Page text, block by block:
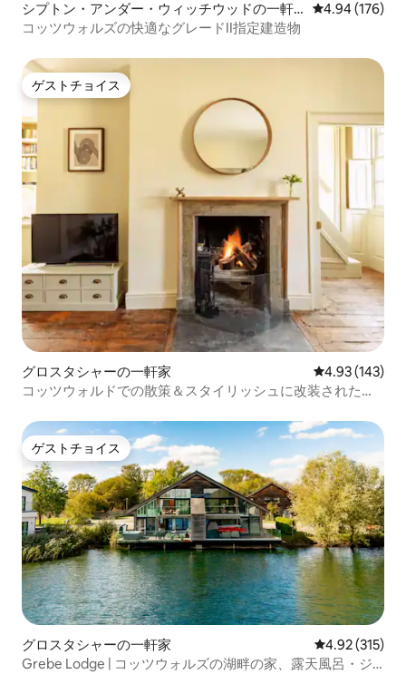
シプトン・アンダー・ウィッチウッドの一軒
家
レビュー176
4.94 (176)
コッツウォルズの快適なグレードII指定建造物
ゲストチョイス
ゲストチョイス
グロスタシャーの一軒家 レビュー143
4.93 (143)
コッツウォルドでの散策＆スタイリッシュに改装されたロ
ゲストチョイス
ゲストチョイス
グロスタシャーの一軒家 レビュー315
4.92 (315)
Grebe Lodge | コッツウォルズの湖畔の家、露天風呂・ジ